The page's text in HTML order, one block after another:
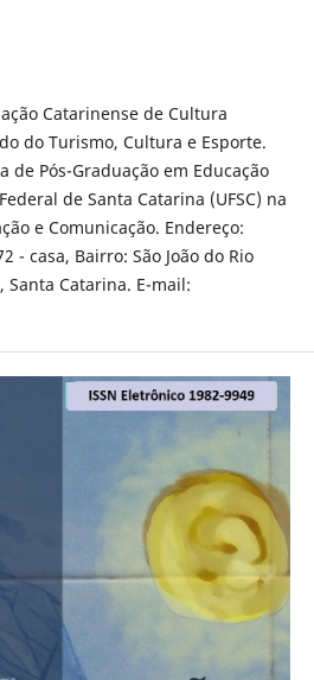
Catarinense de Cultura
do Turismo, Cultura e Esporte.
de Pós-Graduação em Educação
de Santa Catarina (UFSC) na
e Comunicação. Endereço:
- casa, Bairro: São João do Rio
Catarina. E-mail: